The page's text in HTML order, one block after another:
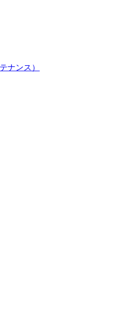
ナンス）